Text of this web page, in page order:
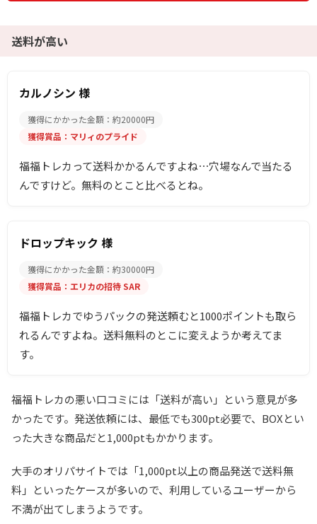
送料が高い
カルノシン 様
獲得にかかった金額：約20000円
獲得賞品：マリィのプライド
福福トレカって送料かかるんですよね⋯穴場なんで当たる
んですけど。無料のとこと比べるとね。
ドロップキック 様
獲得にかかった金額：約30000円
獲得賞品：エリカの招待 SAR
福福トレカでゆうパックの発送頼むと1000ポイントも取ら
れるんですよね。送料無料のとこに変えようか考えてま
す。
福福トレカの悪い口コミには「送料が高い」という意見が多
かったです。発送依頼には、最低でも300pt必要で、BOXとい
った大きな商品だと1,000ptもかかります。
大手のオリパサイトでは「1,000pt以上の商品発送で送料無
料」といったケースが多いので、利用しているユーザーから
不満が出てしまうようです。